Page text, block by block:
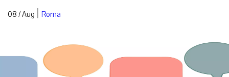
08 / Aug | Roma